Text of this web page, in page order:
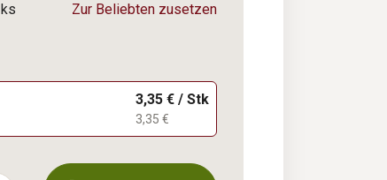
Zur Beliebten zusetzen
3,35 € / Stk
3,35 €